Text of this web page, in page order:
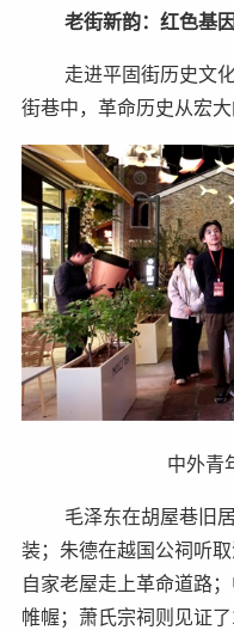
老街新韵：红色基
走进平固街历史文
街巷中，革命历史从宏
中外青
毛泽东在胡屋巷旧
装；朱德在越国公祠听
自家老屋走上革命道路
帷幄；萧氏宗祠则见证